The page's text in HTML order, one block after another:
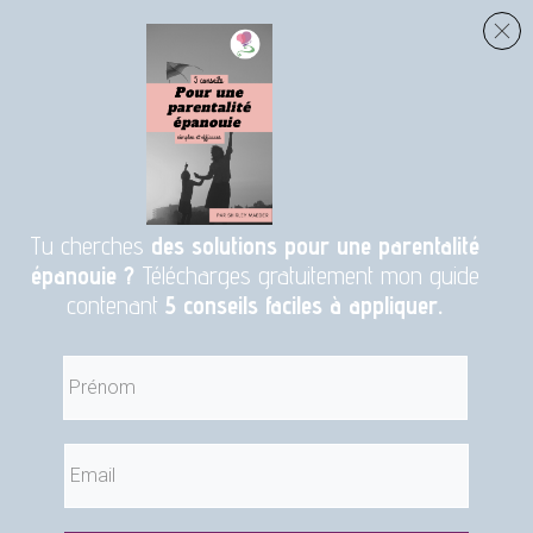
Tu cherches des solutions pour une parentalité
épanouie ? Télécharges gratuitement mon guide
contenant 5 conseils faciles à appliquer.